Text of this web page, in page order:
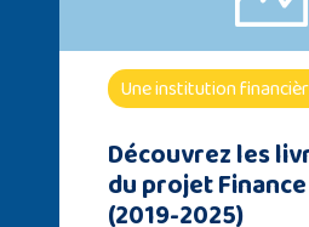
Une institution
Découvrez les
du projet
(2019-2025)